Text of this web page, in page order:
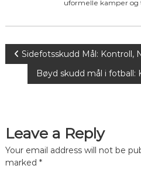
uformelle kamper og
P
t
n
Sidefotsskudd Mål: Kontroll,
Bøyd skudd mål i fotball:
Leave a Reply
Your email address will not be
marked *